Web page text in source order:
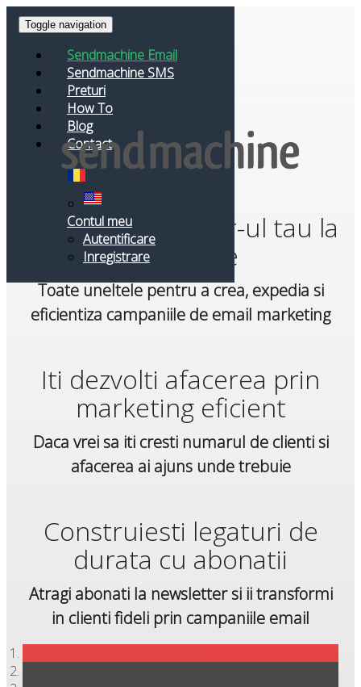
Toggle navigation
Sendmachine Email
Sendmachine SMS
Preturi
How To
Blog
Contact
Contul meu
Autentificare
Inregistrare
Trimite newsletter-ul tau la
destinatie
Toate uneltele pentru a crea, expedia si
eficientiza campaniile de email marketing
Iti dezvolti afacerea prin
marketing eficient
Daca vrei sa iti cresti numarul de clienti si
afacerea ai ajuns unde trebuie
Construiesti legaturi de
durata cu abonatii
Atragi abonati la newsletter si ii transformi
in clienti fideli prin campaniile email